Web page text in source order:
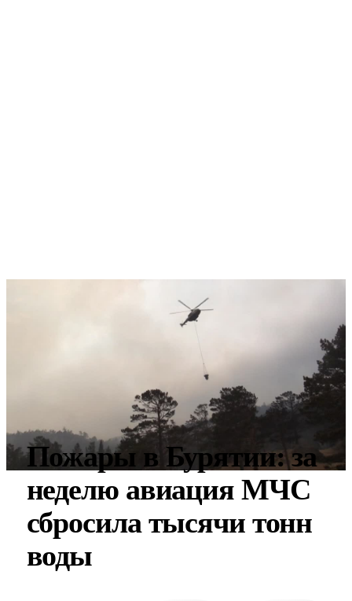
Пожары в Бурятии: за
неделю авиация МЧС
сбросила тысячи тонн
воды